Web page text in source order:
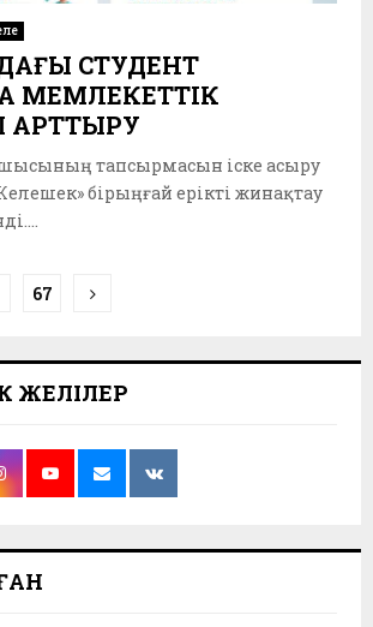
СТУДЕНТ
МЕМЛЕКЕТТІК
АРТТЫРУ
тапсырмасын іске асыру
бірыңғай ерікті жинақтау
67
ЖЕЛІЛЕР